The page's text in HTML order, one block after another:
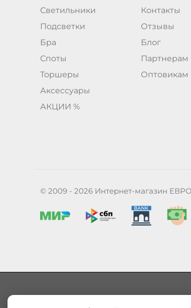
Светильники
Подсветки
Бра
Споты
Торшеры
Аксессуары
АКЦИИ %
Контакты
Отзывы
Блог
Партнерам
Оптовикам
© 2009 - 2026 Интернет-магазин